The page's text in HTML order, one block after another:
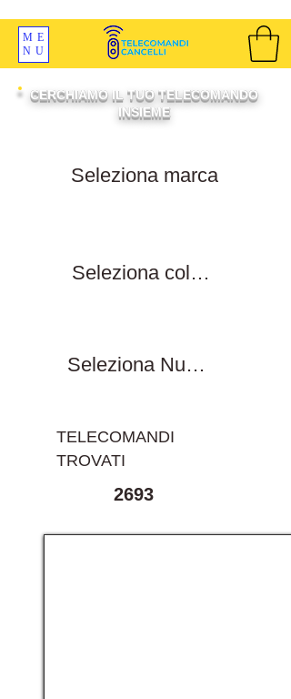
ME
NU
CERCHIAMO IL TUO TELECOMANDO
INSIEME
TELECOMANDI
TROVATI
2693